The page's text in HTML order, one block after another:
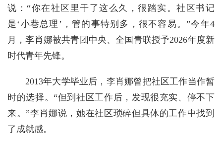
说：“你在社区里干了这么久，很踏实。社区书记
是‘小巷总理’，管的事特别多，很不容易。”今年4
月，李肖娜被共青团中央、全国青联授予2026年度新
时代青年先锋。
2013年大学毕业后，李肖娜曾把社区工作当作暂
时的选择。“但到社区工作后，发现很充实、停不下
来。”李肖娜说，她在社区琐碎但具体的工作中找到
了成就感。